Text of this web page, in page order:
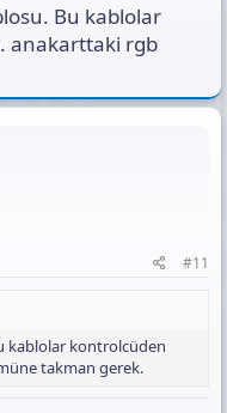
Bu kablolar
anakarttaki rgb
#11
kablolar kontrolcüden
takman gerek.